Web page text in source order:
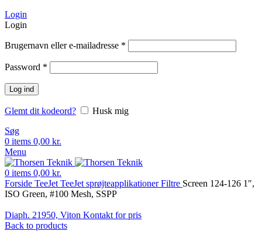
Login
Login
Brugernavn eller e-mailadresse *
Password *
Log ind
Glemt dit kodeord?
Husk mig
Søg
0 items 0,00 kr.
Menu
0 items 0,00 kr.
Forside TeeJet TeeJet sprøjteapplikationerFiltre Screen 124-126 1″,
ISO Green, #100 Mesh, SSPP
Diaph. 21950, Viton Kontakt for pris
Back to products